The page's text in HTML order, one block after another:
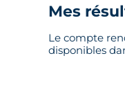
Mes
Le compte
disponibles